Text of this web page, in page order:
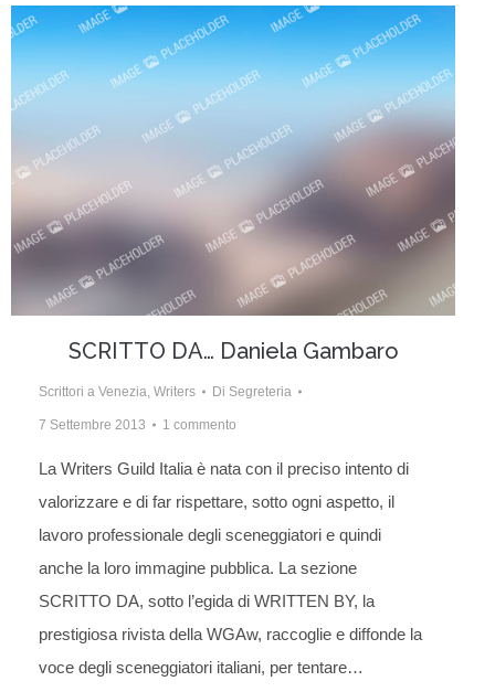
SCRITTO DA… Daniela Gambaro
Scrittori a Venezia, Writers Di Segreteria
7 Settembre 2013 1 commento
La Writers Guild Italia è nata con il preciso intento di
valorizzare e di far rispettare, sotto ogni aspetto, il
lavoro professionale degli sceneggiatori e quindi
anche la loro immagine pubblica. La sezione
SCRITTO DA, sotto l’egida di WRITTEN BY, la
prestigiosa rivista della WGAw, raccoglie e diffonde la
voce degli sceneggiatori italiani, per tentare…